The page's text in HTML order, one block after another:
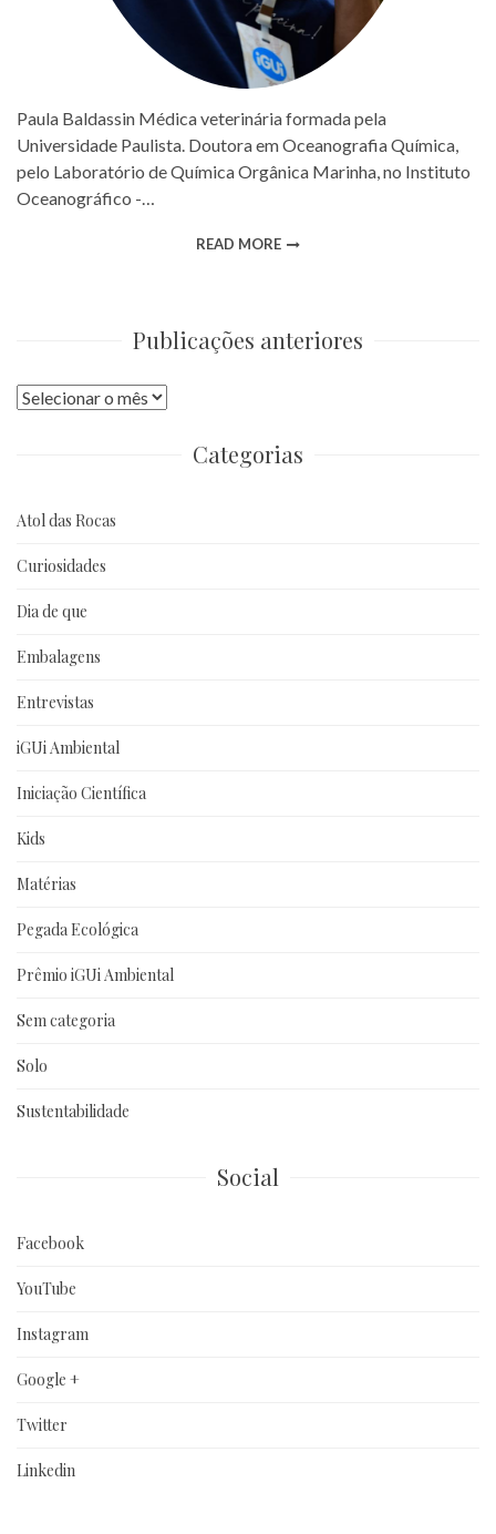
Paula Baldassin Médica veterinária formada pela
Universidade Paulista. Doutora em Oceanografia Química,
pelo Laboratório de Química Orgânica Marinha, no Instituto
Oceanográfico -…
READ MORE
Publicações anteriores
Publicações
Categorias
Atol das Rocas
Curiosidades
Dia de que
Embalagens
Entrevistas
iGUi Ambiental
Iniciação Científica
Kids
Matérias
Pegada Ecológica
Prêmio iGUi Ambiental
Sem categoria
Solo
Sustentabilidade
Social
Facebook
YouTube
Instagram
Google +
Twitter
Linkedin